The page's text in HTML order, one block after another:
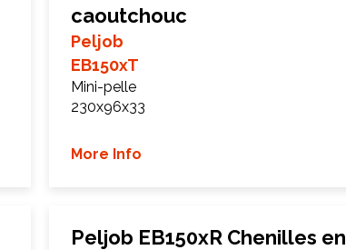
caoutchouc
Peljob
EB150xT
Mini-pelle
230x96x33
More Info
Peljob EB150xR Chenilles en